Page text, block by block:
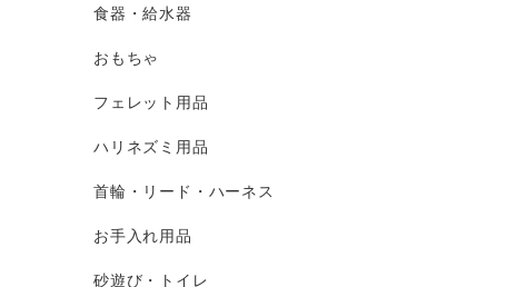
食器・給水器
おもちゃ
フェレット用品
ハリネズミ用品
首輪・リード・ハーネス
お手入れ用品
砂遊び・トイレ